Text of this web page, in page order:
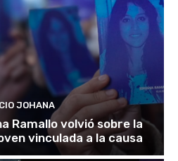
JOHANA
Ramallo volvió sobre la
vinculada a la causa